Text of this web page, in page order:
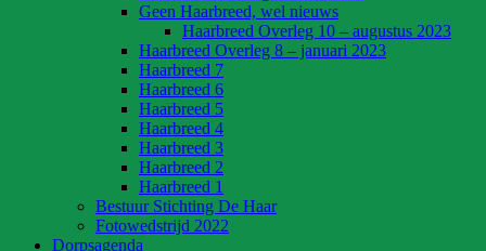
Geen Haarbreed, wel nieuws
Haarbreed Overleg 10 – augustus 2023
Haarbreed Overleg 8 – januari 2023
Haarbreed 7
Haarbreed 6
Haarbreed 5
Haarbreed 4
Haarbreed 3
Haarbreed 2
Haarbreed 1
Bestuur Stichting De Haar
Fotowedstrijd 2022
Dorpsagenda